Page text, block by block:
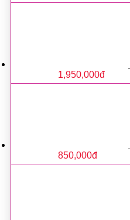
1,950,000đ
850,000đ